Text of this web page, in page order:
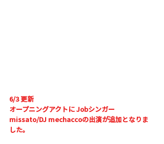
6/3 更新
オープニングアクトに Jobシンガー
missato/DJ mechaccoの出演が追加となりま
した。